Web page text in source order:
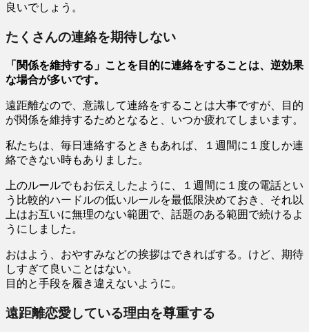
良いでしょう。
たくさんの連絡を期待しない
「関係を維持する」ことを目的に連絡をすることは、逆効果
な場合が多いです。
遠距離なので、意識して連絡をすることは大事ですが、目的
が関係を維持するためとなると、いつか疲れてしまいます。
私たちは、毎日連絡するときもあれば、１週間に１度しか連
絡できない時もありました。
上のルールでもお伝えしたように、１週間に１度の電話とい
う比較的ハードルの低いルールを最低限決めておき、それ以
上はお互いに無理のない範囲で、話題のある範囲で続けるよ
うにしました。
おはよう、おやすみなどの挨拶はできればする。けど、期待
しすぎて良いことはない。
目的と手段を履き違えないように。
遠距離恋愛している理由を尊重する